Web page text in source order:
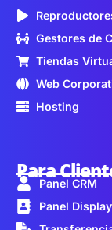
Gestores de
Tiendas
Web
Hosting
Para
Panel CRM
Panel Display